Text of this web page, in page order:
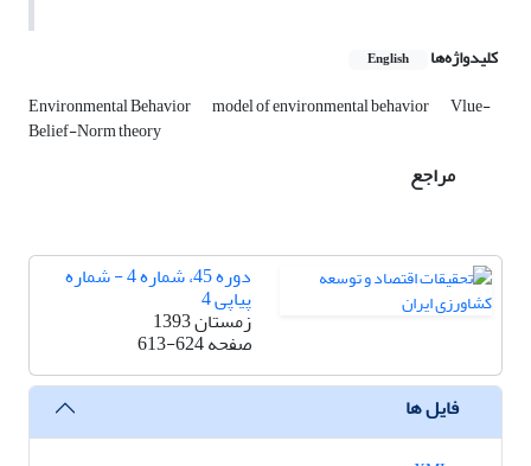
کلیدواژه‌ها English
Environmental Behavior model of environmental behavior Vlue-
Belief-Norm theory
مراجع
دوره 45، شماره 4 - شماره
پیاپی 4
زمستان 1393
صفحه613-624
فایل ها